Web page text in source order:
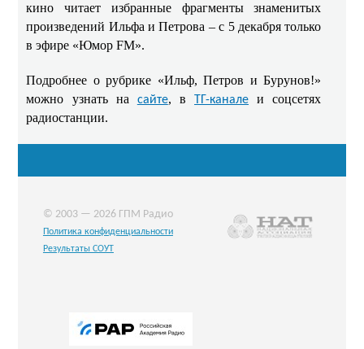
кино читает избранные фрагменты знаменитых
произведений Ильфа и Петрова – с 5 декабря только
в эфире «Юмор FM».
Подробнее о рубрике «Ильф, Петров и Бурунов!»
можно узнать на сайте, вТГ-канале и соцсетях
радиостанции.
© 2003 — 2026 ГПМ Радио
Политика конфиденциальности
Результаты СОУТ